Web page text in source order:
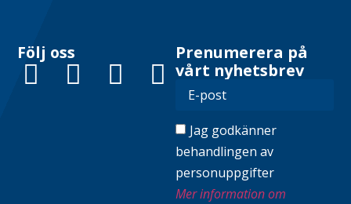
Följ oss
Prenumerera på
vårt nyhetsbrev
Jag godkänner
behandlingen av
personuppgifter
Mer information om